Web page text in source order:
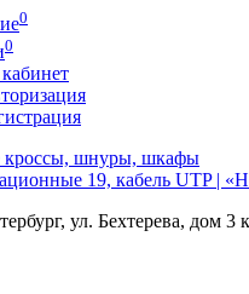
0
0
ул. Бехтерева, дом 3